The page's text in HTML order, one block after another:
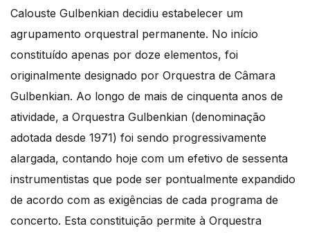
Calouste Gulbenkian decidiu estabelecer um
agrupamento orquestral permanente. No início
constituído apenas por doze elementos, foi
originalmente designado por Orquestra de Câmara
Gulbenkian. Ao longo de mais de cinquenta anos de
atividade, a Orquestra Gulbenkian (denominação
adotada desde 1971) foi sendo progressivamente
alargada, contando hoje com um efetivo de sessenta
instrumentistas que pode ser pontualmente expandido
de acordo com as exigências de cada programa de
concerto. Esta constituição permite à Orquestra